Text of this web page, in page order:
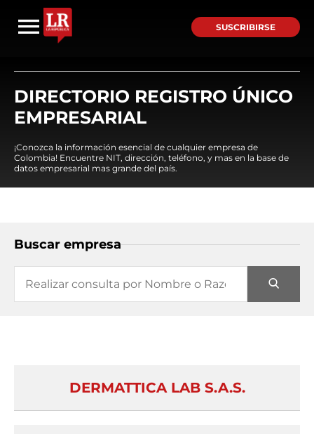
SUSCRIBIRSE
DIRECTORIO REGISTRO ÚNICO
EMPRESARIAL
¡Conozca la información esencial de cualquier empresa de
Colombia! Encuentre NIT, dirección, teléfono, y mas en la base de
datos empresarial mas grande del país.
Buscar empresa
DERMATTICA LAB S.A.S.